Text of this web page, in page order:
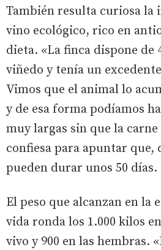
También resulta curiosa la
vino ecológico, rico en
dieta. «La finca dispone de
viñedo y tenía un
Vimos que el animal lo
y de esa forma podíamos
muy largas sin que la carne
confiesa para apuntar que,
pueden durar unos 50 días.
El peso que alcanzan en la
vida ronda los 1.000 kilos
vivo y 900 en las hembras.